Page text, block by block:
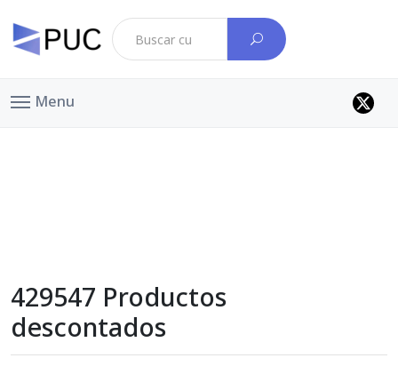
Menu
429547 Productos
descontados